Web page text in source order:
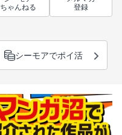
ちゃんねる
登録
シーモアでポイ活